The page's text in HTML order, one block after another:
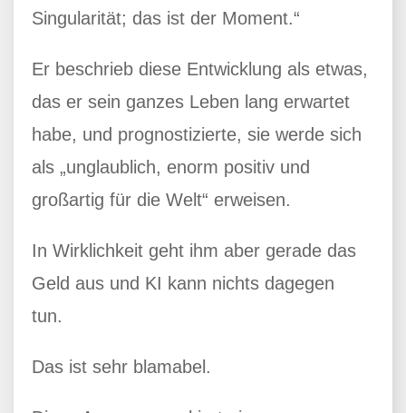
Singularität; das ist der Moment.“
Er beschrieb diese Entwicklung als etwas,
das er sein ganzes Leben lang erwartet
habe, und prognostizierte, sie werde sich
als „unglaublich, enorm positiv und
großartig für die Welt“ erweisen.
In Wirklichkeit geht ihm aber gerade das
Geld aus und KI kann nichts dagegen
tun.
Das ist sehr blamabel.